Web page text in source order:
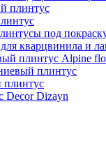
плинтус
под
кварцвинила и
плинтус Alpine
плинтус
плинтус
Decor Dizayn